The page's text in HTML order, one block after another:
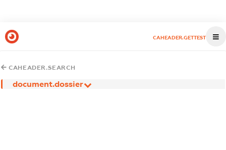
CAHEADER.GETTEST
CAHEADER.SEARCH
document.dossier